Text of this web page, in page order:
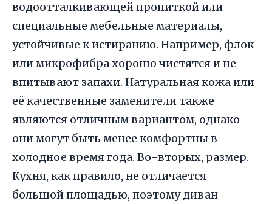
водоотталкивающей пропиткой или
специальные мебельные материалы,
устойчивые к истиранию. Например, флок
или микрофибра хорошо чистятся и не
впитывают запахи. Натуральная кожа или
её качественные заменители также
являются отличным вариантом, однако
они могут быть менее комфортны в
холодное время года. Во-вторых, размер.
Кухня, как правило, не отличается
большой площадью, поэтому диван